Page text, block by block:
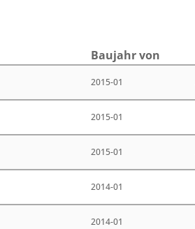
Bau­jahr von
2015-01
2015-01
2015-01
2014-01
2014-01